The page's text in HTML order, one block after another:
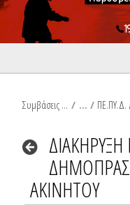
Συμβάσεις Διαβουλεύσεις Διαγωνισμοί /
ΑΚΙΝΗΤΟΥ